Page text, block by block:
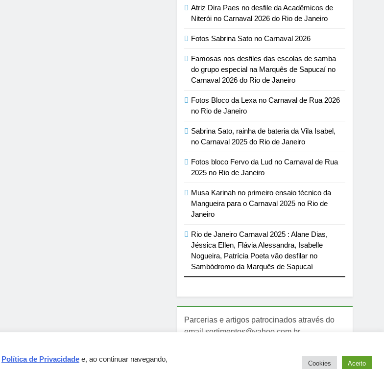
Atriz Dira Paes no desfile da Acadêmicos de
Niterói no Carnaval 2026 do Rio de Janeiro
Fotos Sabrina Sato no Carnaval 2026
Famosas nos desfiles das escolas de samba
do grupo especial na Marquês de Sapucaí no
Carnaval 2026 do Rio de Janeiro
Fotos Bloco da Lexa no Carnaval de Rua 2026
no Rio de Janeiro
Sabrina Sato, rainha de bateria da Vila Isabel,
no Carnaval 2025 do Rio de Janeiro
Fotos bloco Fervo da Lud no Carnaval de Rua
2025 no Rio de Janeiro
Musa Karinah no primeiro ensaio técnico da
Mangueira para o Carnaval 2025 no Rio de
Janeiro
Rio de Janeiro Carnaval 2025 : Alane Dias,
Jéssica Ellen, Flávia Alessandra, Isabelle
Nogueira, Patrícia Poeta vão desfilar no
Sambódromo da Marquês de Sapucaí
Parcerias e artigos patrocinados através do
email sortimentos@yahoo.com.br
Gebbeg Powered ByBlazeThemes
Política de Privacidade e, ao continuar navegando,
Cookies Aceito